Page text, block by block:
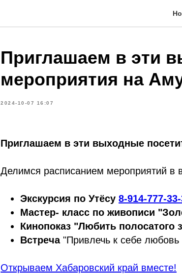
Приглашаем в эти
мероприятия на
2024-10-07 16:07
Приглашаем в эти выходные
Делимся расписанием мероприятий в
Экскурсия по Утёсу 8-914-777-
Мастер- класс по живописи
Кинопоказ "Любить полосатого
Встреча"Привлечь к себе любовь
Открываем Хабаровский край вместе!